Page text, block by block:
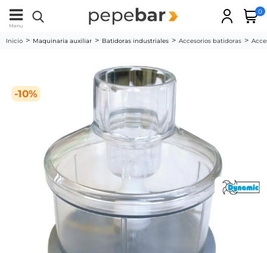
Menu
0
Inicio Maquinaria auxiliar Batidoras industriales Accesorios batidoras
-10%